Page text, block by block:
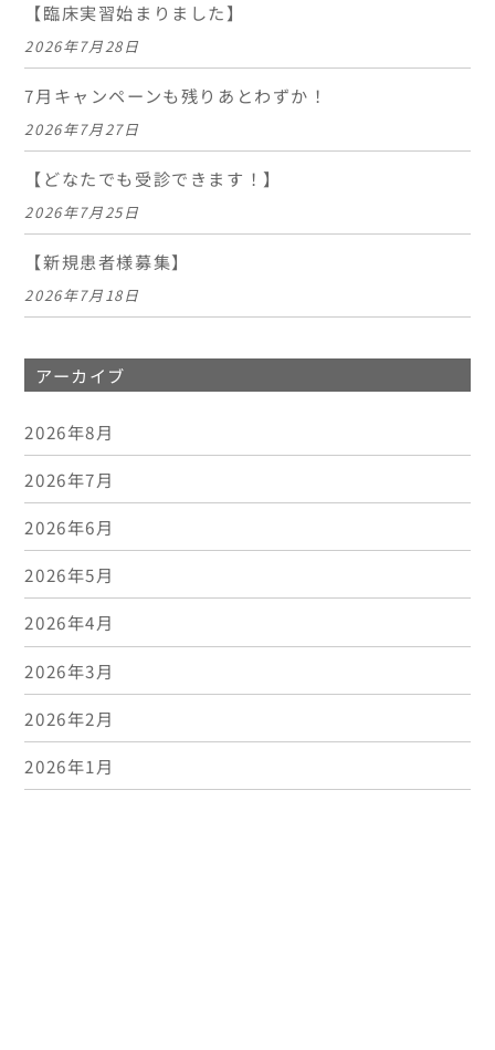
【臨床実習始まりました】
2026年7月28日
7月キャンペーンも残りあとわずか！
2026年7月27日
【どなたでも受診できます！】
2026年7月25日
【新規患者様募集】
2026年7月18日
アーカイブ
2026年8月
2026年7月
2026年6月
2026年5月
2026年4月
2026年3月
2026年2月
2026年1月
Back